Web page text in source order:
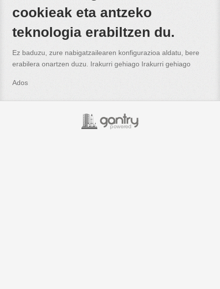
cookieak eta antzeko
teknologia erabiltzen du.
Ez baduzu, zure nabigatzailearen konfigurazioa aldatu, bere
erabilera onartzen duzu. Irakurri gehiago Irakurri gehiago
Ados